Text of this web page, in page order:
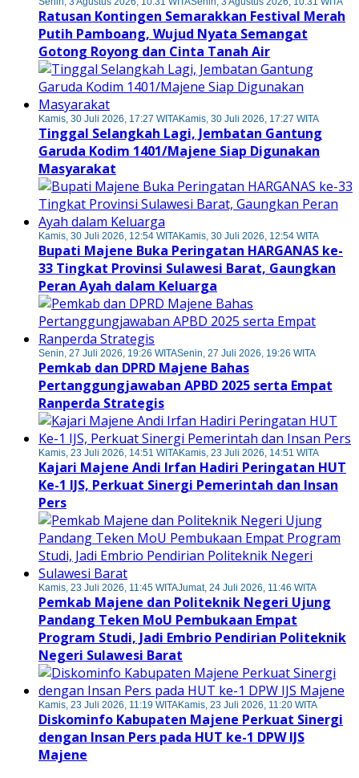
Ratusan Kontingen Semarakkan Festival Merah
Putih Pamboang, Wujud Nyata Semangat
Gotong Royong dan Cinta Tanah Air
Kamis, 30 Juli 2026, 17:27 WITAKamis, 30 Juli 2026, 17:27 WITA
Tinggal Selangkah Lagi, Jembatan Gantung
Garuda Kodim 1401/Majene Siap Digunakan
Masyarakat
Kamis, 30 Juli 2026, 12:54 WITAKamis, 30 Juli 2026, 12:54 WITA
Bupati Majene Buka Peringatan HARGANAS ke-
33 Tingkat Provinsi Sulawesi Barat, Gaungkan
Peran Ayah dalam Keluarga
Senin, 27 Juli 2026, 19:26 WITASenin, 27 Juli 2026, 19:26 WITA
Pemkab dan DPRD Majene Bahas
Pertanggungjawaban APBD 2025 serta Empat
Ranperda Strategis
Kamis, 23 Juli 2026, 14:51 WITAKamis, 23 Juli 2026, 14:51 WITA
Kajari Majene Andi Irfan Hadiri Peringatan HUT
Ke-1 IJS, Perkuat Sinergi Pemerintah dan Insan
Pers
Kamis, 23 Juli 2026, 11:45 WITAJumat, 24 Juli 2026, 11:46 WITA
Pemkab Majene dan Politeknik Negeri Ujung
Pandang Teken MoU Pembukaan Empat
Program Studi, Jadi Embrio Pendirian Politeknik
Negeri Sulawesi Barat
Kamis, 23 Juli 2026, 11:19 WITAKamis, 23 Juli 2026, 11:20 WITA
Diskominfo Kabupaten Majene Perkuat Sinergi
dengan Insan Pers pada HUT ke-1 DPW IJS
Majene